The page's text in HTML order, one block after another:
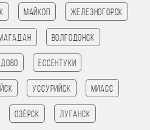
Майкоп Железногорск
Волгодонск
Ессентуки
Уссурийск Миасс
Озёрск Луганск